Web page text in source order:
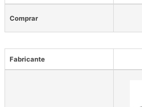
Comprar
Fabricante